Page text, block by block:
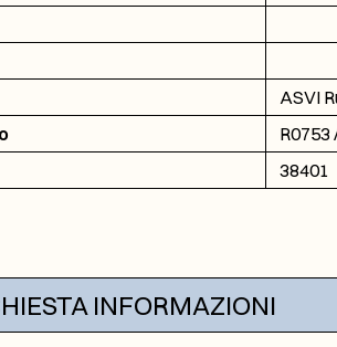
ASVI
R0753
38401
INFORMAZIONI